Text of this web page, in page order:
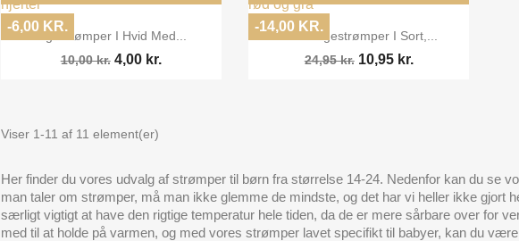
 Vis her
Pigestrømper I Hvid Med...
10,00 kr. 4,00 kr.
-6,00 KR.  Vis her
3 Pk. Pigestrømper I Sort,...
24,95 kr. 10,95 kr.
-14,00 KR.
Viser 1-11 af 11 element(er)
Her finder du vores udvalg af strømper til børn fra størrelse 14-24. Nedenfor kan du se
man taler om strømper, må man ikke glemme de mindste, og det har vi heller ikke gjort
særligt vigtigt at have den rigtige temperatur hele tiden, da de er mere sårbare over for
med til at holde på varmen, og med vores strømper lavet specifikt til babyer, kan du